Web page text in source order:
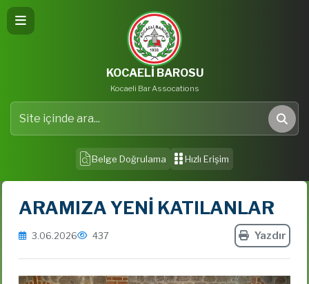
KOCAELİ BAROSU
Kocaeli Bar Assocations
Site içinde ara
Ara
Belge Doğrulama Hızlı Erişim
ARAMIZA YENİ KATILANLAR
3.06.2026 437 Yazdır